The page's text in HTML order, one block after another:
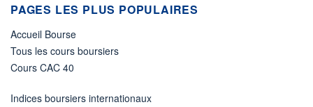
PAGES LES PLUS POPULAIRES
Accueil Bourse
Tous les cours boursiers
Cours CAC 40
Indices boursiers internationaux